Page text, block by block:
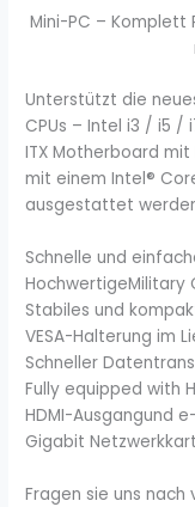
Mini-PC – Komplett
Unterstützt die
CPUs – Intel i3 / i5 /
ITX Motherboard mit
mit einem Intel®
ausgestattet
Schnelle und
HochwertigeMilitary
Stabiles und
VESA-Halterung im
Schneller
Fully equipped with
HDMI-Ausgangund
Gigabit
Fragen sie uns